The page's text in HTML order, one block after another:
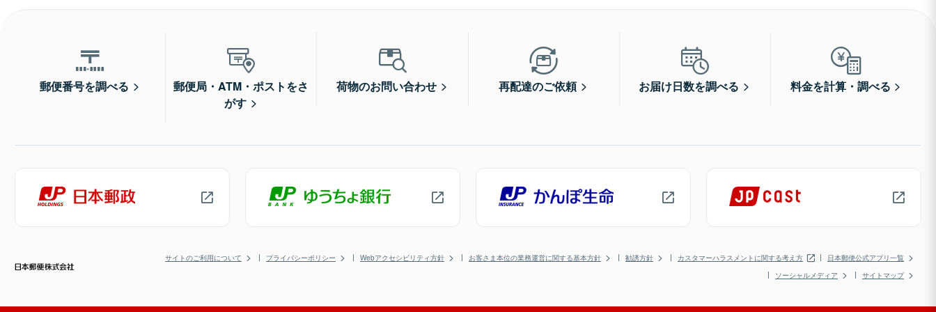
郵便番号を調べる
郵便局・ATM・ポストをさ
がす
荷物のお問い合わせ 再配達のご依頼 お届け日数を調べる 料金を計算・調べる
サイトのご利用について プライバシーポリシー Webアクセシビリティ方針 お客さま本位の業務運営に関する基本方針 勧誘方針 カスタマーハラスメントに関する考え方
日本郵便公式アプリ一覧
ソーシャルメディア
サイトマップ